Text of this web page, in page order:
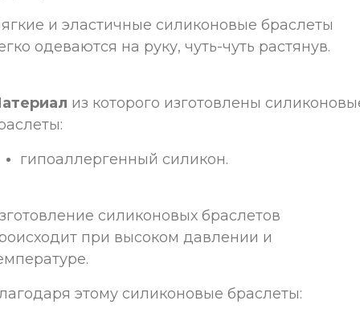
и эластичные силиконовые браслеты
одеваются на руку, чуть-чуть растянув.
из которого изготовлены
гипоаллергенный силикон.
силиконовых браслетов
при высоком давлении и
этому силиконовые браслеты: